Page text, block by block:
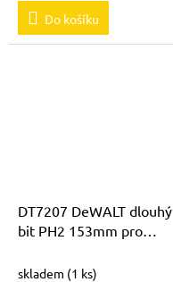
Do košíku
DT7207 DeWALT dlouhý
bit PH2 153mm pro
skladem (1 ks)